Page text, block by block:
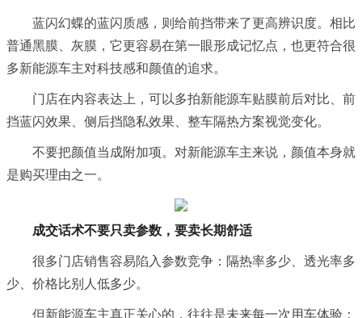
蓝闪幻蝶的蓝闪质感，则给前挡带来了更高辨识度。相比
普通黑膜、灰膜，它更容易在第一眼形成记忆点，也更符合很
多新能源车主对科技感和颜值的追求。
门店在内容表达上，可以多拍新能源车贴膜前后对比、前
挡蓝闪效果、侧后挡隐私效果、整车隔热方案视觉变化。
不要把颜值当成附加项。对新能源车主来说，颜值本身就
是购买理由之一。
成交话术不要只卖参数，要卖长期舒适
很多门店销售容易陷入参数竞争：隔热率多少、透光率多
少、价格比别人低多少。
但新能源车主真正关心的，往往是未来每一次用车体验：